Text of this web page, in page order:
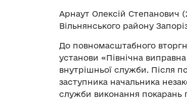
Арнаут Олексій Степанович
Вільнянського району
До повномасштабного
установи «Північна
внутрішньої служби. Після
заступника начальника
служби виконання покарань